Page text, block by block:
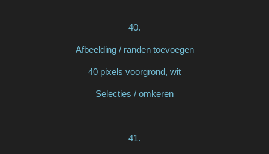
40.
Afbeelding / randen toevoegen
40 pixels voorgrond, wit
Selecties / omkeren
41.